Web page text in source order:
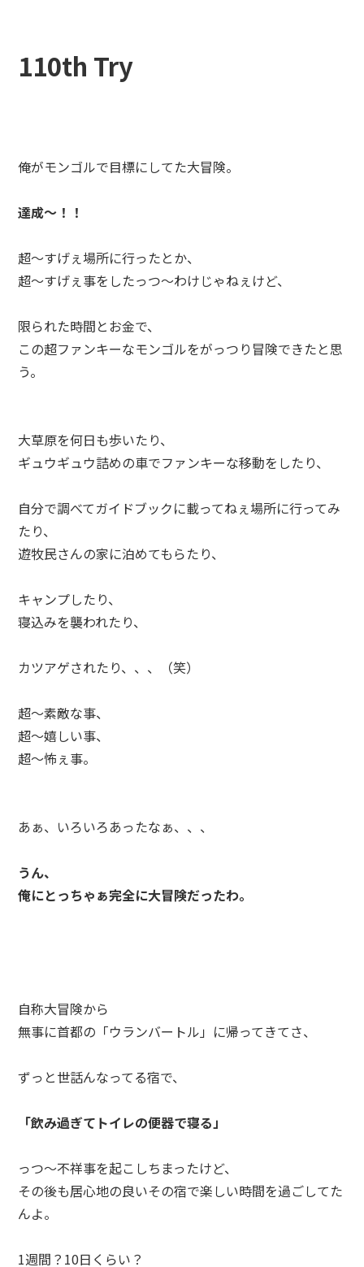
110th Try
俺がモンゴルで目標にしてた大冒険。
達成～！！
超～すげぇ場所に行ったとか、
超～すげぇ事をしたっつ～わけじゃねぇけど、
限られた時間とお金で、
この超ファンキーなモンゴルをがっつり冒険できたと思
う。
大草原を何日も歩いたり、
ギュウギュウ詰めの車でファンキーな移動をしたり、
自分で調べてガイドブックに載ってねぇ場所に行ってみ
たり、
遊牧民さんの家に泊めてもらたり、
キャンプしたり、
寝込みを襲われたり、
カツアゲされたり、、、（笑）
超～素敵な事、
超～嬉しい事、
超～怖ぇ事。
あぁ、いろいろあったなぁ、、、
うん、
俺にとっちゃぁ完全に大冒険だったわ。
自称大冒険から
無事に首都の「ウランバートル」に帰ってきてさ、
ずっと世話んなってる宿で、
「飲み過ぎてトイレの便器で寝る」
っつ～不祥事を起こしちまったけど、
その後も居心地の良いその宿で楽しい時間を過ごしてた
んよ。
1週間？10日くらい？